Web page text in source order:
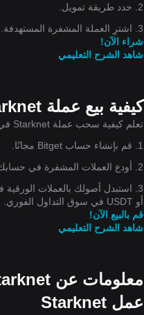
2. حدد طريقة تمويل.
3. اشترِ العملة المشفرة المستهدفة.
شراء الآن!
شاهد الشرح التعليمي
كيفية بيع عملة Starknet؟
تعلم كيفية سحب عملة Starknet في دقائق.
1. قم بإنشاء حساب Bitget مجانًا.
2. أودع العملات المشفرة في حسابك بمنصة Bitget.
أو USDT في سوق التداول الفوري.
قم بالبيع الآن!
شاهد الشرح التعليمي
عمل Starknet